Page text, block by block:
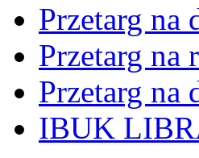
Przetarg na
Przetarg
Przetarg na
IBUK